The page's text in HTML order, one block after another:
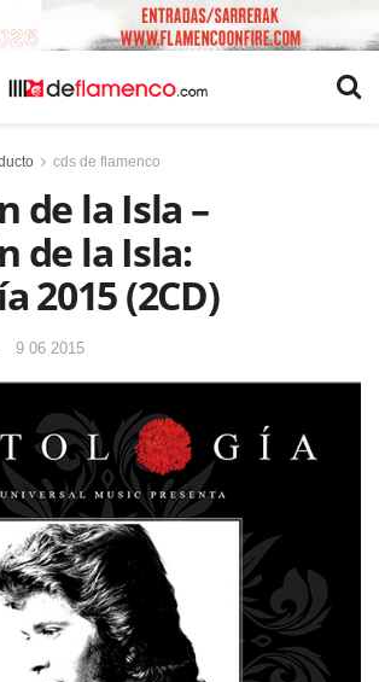
cds de flamenco
de la Isla –
de la Isla:
2015 (2CD)
9 06 2015